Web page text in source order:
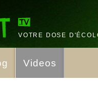
VOTRE DOSE
Videos